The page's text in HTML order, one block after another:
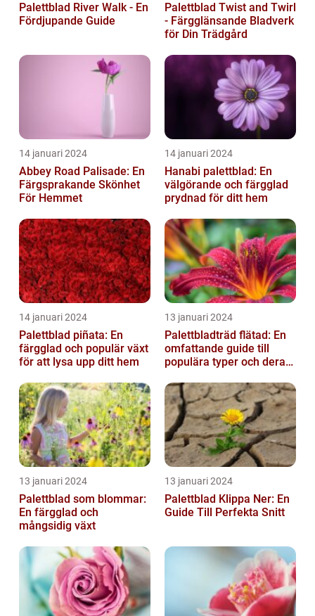
Palettblad River Walk - En
Fördjupande Guide
Palettblad Twist and Twirl
- Färgglänsande Bladverk
för Din Trädgård
14 januari 2024
Abbey Road Palisade: En
Färgsprakande Skönhet
För Hemmet
14 januari 2024
Hanabi palettblad: En
välgörande och färgglad
prydnad för ditt hem
14 januari 2024
Palettblad piñata: En
färgglad och populär växt
för att lysa upp ditt hem
13 januari 2024
Palettbladträd flätad: En
omfattande guide till
populära typer och deras
13 januari 2024
Palettblad som blommar:
En färgglad och
mångsidig växt
13 januari 2024
Palettblad Klippa Ner: En
Guide Till Perfekta Snitt